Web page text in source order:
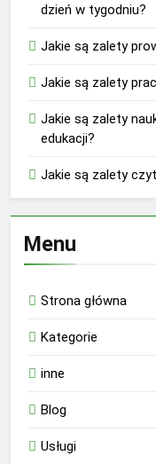
dzień w tygodniu?
Jakie są zalety
Jakie są zalety
Jakie są zalety
edukacji?
Jakie są zalety
Menu
Strona główna
Kategorie
inne
Blog
Usługi